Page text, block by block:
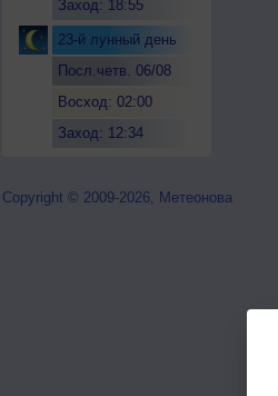
Заход: 18:55
23-й лунный день
Посл.четв. 06/08
Восход: 02:00
Заход: 12:34
Copyright © 2009-2026, Метеонова